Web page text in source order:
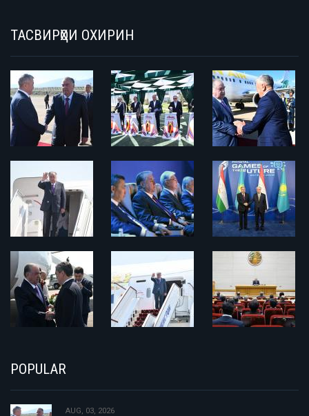
ТАСВИРҲОИ ОХИРИН
POPULAR
AUG, 03, 2026